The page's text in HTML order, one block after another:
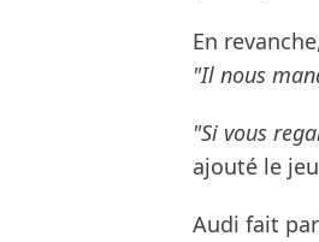
En
"Il nous
"Si vous
ajouté le
Audi fait